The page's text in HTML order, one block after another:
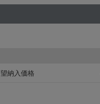
納入価格